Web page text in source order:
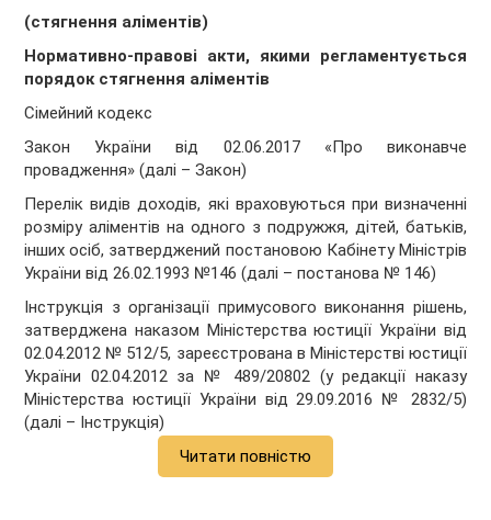
(стягнення аліментів)
Нормативно-правові акти, якими регламентується
порядок стягнення аліментів
Сімейний кодекс
Закон України від 02.06.2017 «Про виконавче
провадження» (далі – Закон)
Перелік видів доходів, які враховуються при визначенні
розміру аліментів на одного з подружжя, дітей, батьків,
інших осіб, затверджений постановою Кабінету Міністрів
України від 26.02.1993 №146 (далі – постанова № 146)
Інструкція з організації примусового виконання рішень,
затверджена наказом Міністерства юстиції України від
02.04.2012 № 512/5, зареєстрована в Міністерстві юстиції
України 02.04.2012 за № 489/20802 (у редакції наказу
Міністерства юстиції України від 29.09.2016 № 2832/5)
(далі – Інструкція)
Читати повністю